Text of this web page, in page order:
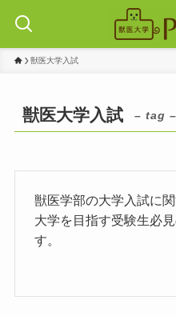
獣医大学入試
獣医大学入試 – tag –
獣医学部の大学入試に
大学を目指す受験生必
す。